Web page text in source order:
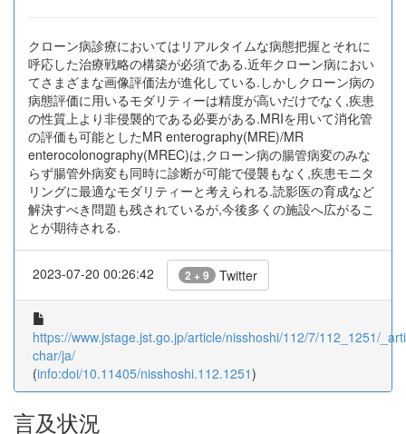
クローン病診療においてはリアルタイムな病態把握とそれに
呼応した治療戦略の構築が必須である.近年クローン病におい
てさまざまな画像評価法が進化している.しかしクローン病の
病態評価に用いるモダリティーは精度が高いだけでなく,疾患
の性質上より非侵襲的である必要がある.MRIを用いて消化管
の評価も可能としたMR enterography(MRE)/MR
enterocolonography(MREC)は,クローン病の腸管病変のみな
らず腸管外病変も同時に診断が可能で侵襲もなく,疾患モニタ
リングに最適なモダリティーと考えられる.読影医の育成など
解決すべき問題も残されているが,今後多くの施設へ広がるこ
とが期待される.
2023-07-20 00:26:42 2 + 9 Twitter
https://www.jstage.jst.go.jp/article/nisshoshi/112/7/112_1251/
char/ja/
(info:doi/10.11405/nisshoshi.112.1251)
言及状況